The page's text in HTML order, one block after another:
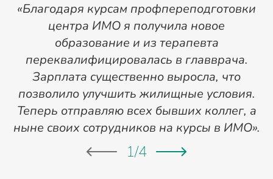
«Благодаря курсам профпереподготовки
центра ИМО я получила новое
образование и из терапевта
переквалифицировалась в главврача.
Зарплата существенно выросла, что
позволило улучшить жилищные условия.
Теперь отправляю всех бывших коллег, а
ныне своих сотрудников на курсы в ИМО».
1/4